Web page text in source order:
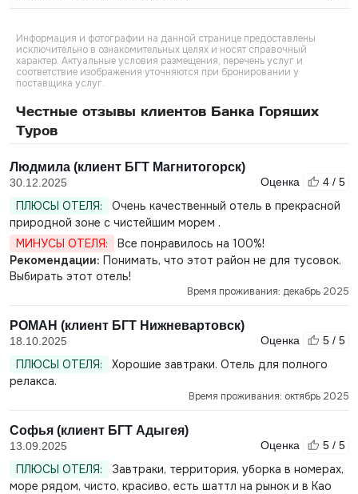
Информация и фотографии на данной странице предоставлены
исключительно в ознакомительных целях и носят справочный
характер. Актуальные условия размещения, перечень услуг и
соответствие изображения уточняются при бронировании у
поставщика услуг.
Честные отзывы клиентов Банка Горящих
Туров
Людмила (клиент БГТ Магнитогорск)
30.12.2025 Оценка 4 / 5
ПЛЮСЫ ОТЕЛЯ:
Очень качественный отель в прекрасной
природной зоне с чистейшим морем .
МИНУСЫ ОТЕЛЯ:
Все понравилось на 100%!
Рекомендации: Понимать, что этот район не для тусовок.
Выбирать этот отель!
Время проживания: декабрь 2025
РОМАН (клиент БГТ Нижневартовск)
18.10.2025 Оценка 5 / 5
ПЛЮСЫ ОТЕЛЯ:
Хорошие завтраки. Отель для полного
релакса.
Время проживания: октябрь 2025
Софья (клиент БГТ Адыгея)
13.09.2025 Оценка 5 / 5
ПЛЮСЫ ОТЕЛЯ:
Завтраки, территория, уборка в номерах,
море рядом, чисто, красиво, есть шаттл на рынок и в Као